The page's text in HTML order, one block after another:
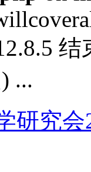
...
研究会